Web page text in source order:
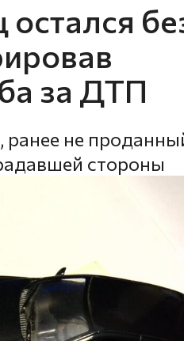
за ДТП
не
стороны